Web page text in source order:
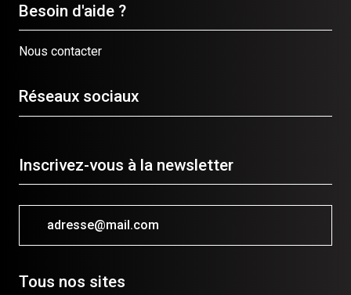
Besoin d'aide ?
Nous contacter
Réseaux sociaux
Inscrivez-vous à la newsletter
adresse@mail.com
Tous nos sites